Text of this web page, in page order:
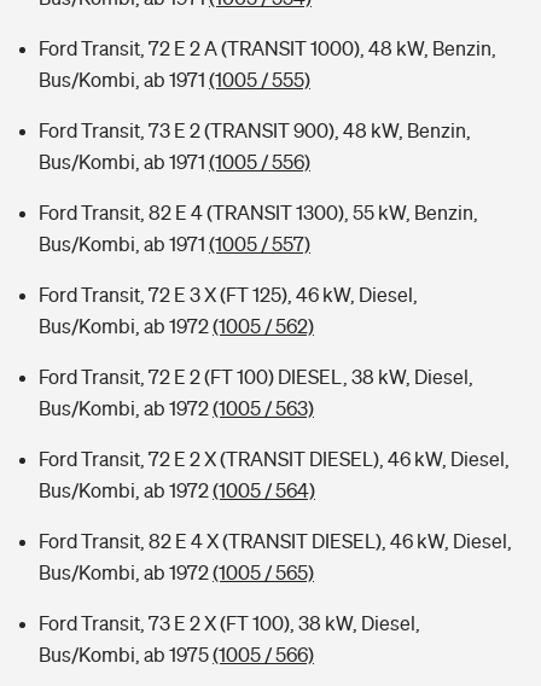
Ford Transit, 72 E 2 A (TRANSIT 1000), 48 kW, Benzin,
Bus/Kombi, ab 1971 (1005 / 555)
Ford Transit, 73 E 2 (TRANSIT 900), 48 kW, Benzin,
Bus/Kombi, ab 1971 (1005 / 556)
Ford Transit, 82 E 4 (TRANSIT 1300), 55 kW, Benzin,
Bus/Kombi, ab 1971 (1005 / 557)
Ford Transit, 72 E 3 X (FT 125), 46 kW, Diesel,
Bus/Kombi, ab 1972(1005 / 562)
Ford Transit, 72 E 2 (FT 100) DIESEL, 38 kW, Diesel,
Bus/Kombi, ab 1972(1005 / 563)
Ford Transit, 72 E 2 X (TRANSIT DIESEL), 46 kW, Diesel,
Bus/Kombi, ab 1972(1005 / 564)
Ford Transit, 82 E 4 X (TRANSIT DIESEL), 46 kW, Diesel,
Bus/Kombi, ab 1972(1005 / 565)
Ford Transit, 73 E 2 X (FT 100), 38 kW, Diesel,
Bus/Kombi, ab 1975(1005 / 566)